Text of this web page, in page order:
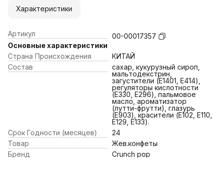
Характеристики
Артикул
00-00017357
Основные характеристики
Страна Происхождения
КИТАЙ
Состав
сахар, кукурузный сироп,
мальтодекстрин,
загустители (E1401, E414),
регуляторы кислотности
(E330, E296), пальмовое
масло, ароматизатор
(лутти-фрутти), глазурь
(E903), красители (E102, E110,
E129, E133).
Срок Годности (месяцев)
24
Товар
Жев.конфеты
Бренд
Crunch pop